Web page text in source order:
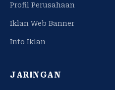
Profil Perusahaan
Iklan Web Banner
Info Iklan
JARINGAN